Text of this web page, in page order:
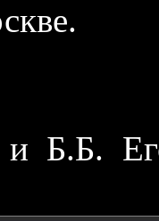
Б.Б.